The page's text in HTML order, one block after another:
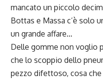
mancato un piccolo
Bottas e Massa c’è solo
un grande affare…
Delle gomme non voglio
che lo scoppio dello
pezzo difettoso, cosa che